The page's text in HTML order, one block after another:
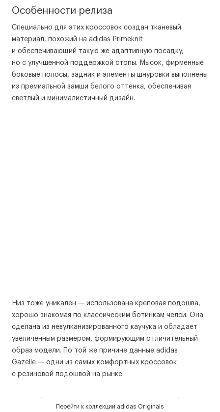
Особенности релиза
Специально для этих кроссовок создан тканевый
материал, похожий на adidas Primeknit
и обеспечивающий такую же адаптивную посадку,
но с улучшенной поддержкой стопы. Мысок, фирменные
боковые полосы, задник и элементы шнуровки выполнены
из премиальной замши белого оттенка, обеспечивая
светлый и минималистичный дизайн.
Низ тоже уникален — использована креповая подошва,
хорошо знакомая по классическим ботинкам челси. Она
сделана из невулканизированного каучука и обладает
увеличенным размером, формирующим отличительный
образ модели. По той же причине данные adidas
Gazelle — одни из самых комфортных кроссовок
с резиновой подошвой на рынке.
Перейти к коллекции adidas Originals